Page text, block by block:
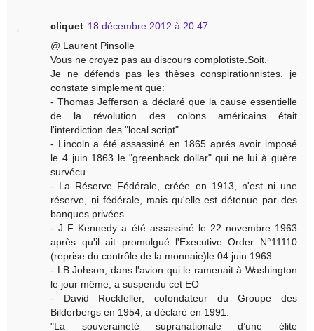
cliquet 18 décembre 2012 à 20:47
@ Laurent Pinsolle
Vous ne croyez pas au discours complotiste.Soit.
Je ne défends pas les thèses conspirationnistes. je
constate simplement que:
- Thomas Jefferson a déclaré que la cause essentielle
de la révolution des colons américains était
l'interdiction des "local script"
- Lincoln a été assassiné en 1865 aprés avoir imposé
le 4 juin 1863 le "greenback dollar" qui ne lui à guère
survécu
- La Réserve Fédérale, créée en 1913, n'est ni une
réserve, ni fédérale, mais qu'elle est détenue par des
banques privées
- J F Kennedy a été assassiné le 22 novembre 1963
après qu'il ait promulgué l'Executive Order N°11110
(reprise du contrôle de la monnaie)le 04 juin 1963
- LB Johson, dans l'avion qui le ramenait à Washington
le jour même, a suspendu cet EO
- David Rockfeller, cofondateur du Groupe des
Bilderbergs en 1954, a déclaré en 1991:
"La souveraineté supranationale d’une élite